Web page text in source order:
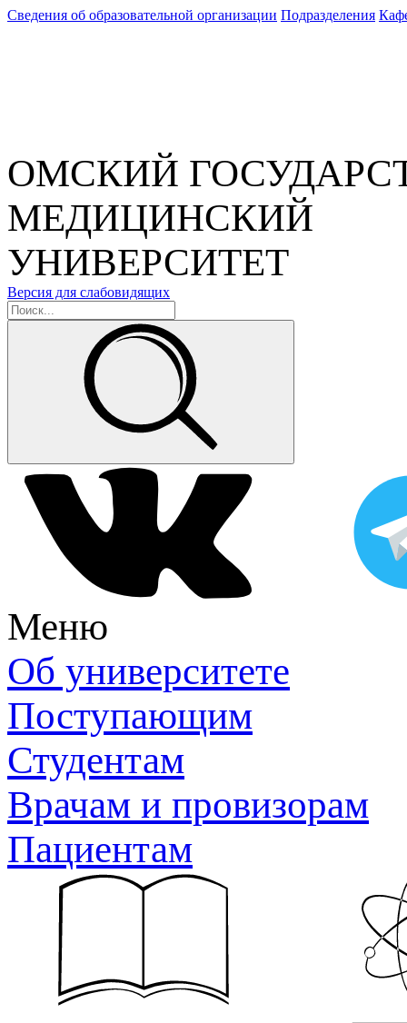
Сведения об образовательной организации Подразделения
ОМСКИЙ
МЕДИЦИНСКИЙ
УНИВЕРСИТЕТ
Версия для слабовидящих
Меню
Об университете
Поступающим
Студентам
Врачам и провизорам
Пациентам